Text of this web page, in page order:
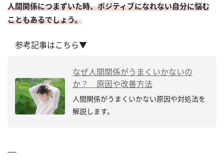
人間関係につまずいた時、ポジティブになれない自分に悩む
こともあるでしょう。
参考記事はこちら▼
なぜ人間関係がうまくいかないの
か？ 原因や改善方法
人間関係がうまくいかない原因や対処法を
解説します。